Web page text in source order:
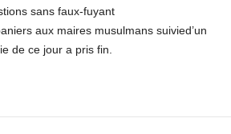
sans faux-fuyant
aux maires musulmans suivied’un
de ce jour a pris fin.